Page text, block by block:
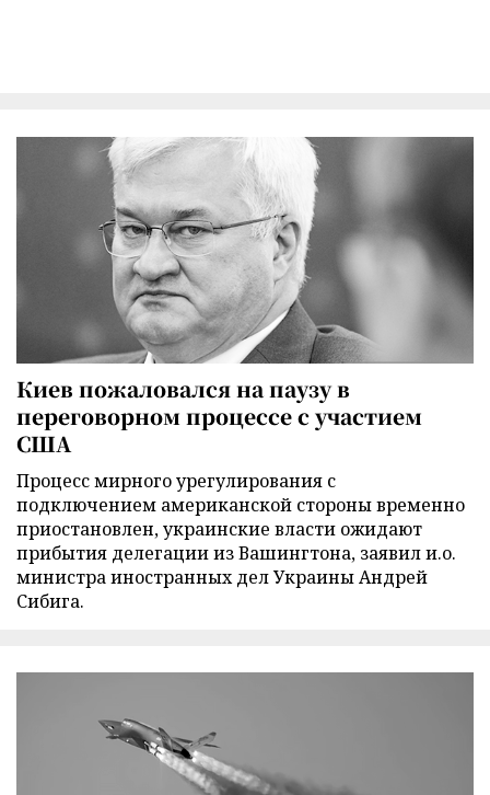
Киев пожаловался на паузу в
переговорном процессе с участием
США
Процесс мирного урегулирования с
подключением американской стороны временно
приостановлен, украинские власти ожидают
прибытия делегации из Вашингтона, заявил и.о.
министра иностранных дел Украины Андрей
Сибига.